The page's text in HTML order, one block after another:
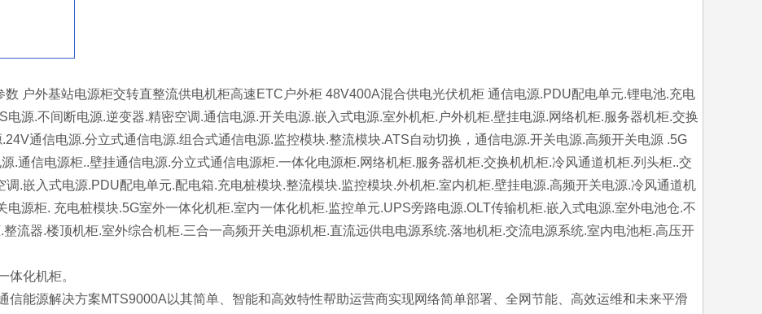
户外基站电源柜交转直整流供电机柜高速ETC户外柜 48V400A混合供电光伏机柜 通信电源.PDU配电单元.锂电池.充电
源.不间断电源.逆变器.精密空调.通信电源.开关电源.嵌入式电源.室外机柜.户外机柜.壁挂电源.网络机柜.服务器机柜.交换
通信电源.分立式通信电源.组合式通信电源.监控模块.整流模块.ATS自动切换，通信电源.开关电源.高频开关电源 .5G
.通信电源柜..壁挂通信电源.分立式通信电源柜.一体化电源柜.网络机柜.服务器机柜.交换机机柜.冷风通道机柜.列头柜..交
.嵌入式电源.PDU配电单元.配电箱.充电桩模块.整流模块.监控模块.外机柜.室内机柜.壁挂电源.高频开关电源.冷风通道机
源柜. 充电桩模块.5G室外一体化机柜.室内一体化机柜.监控单元.UPS旁路电源.OLT传输机柜.嵌入式电源.室外电池仓.不
流器.楼顶机柜.室外综合机柜.三合一高频开关电源机柜.直流远供电电源系统.落地机柜.交流电源系统.室内电池柜.高压开
体化机柜。
信能源解决方案MTS9000A以其简单、智能和高效特性帮助运营商实现网络简单部署、全网节能、高效运维和未来平滑